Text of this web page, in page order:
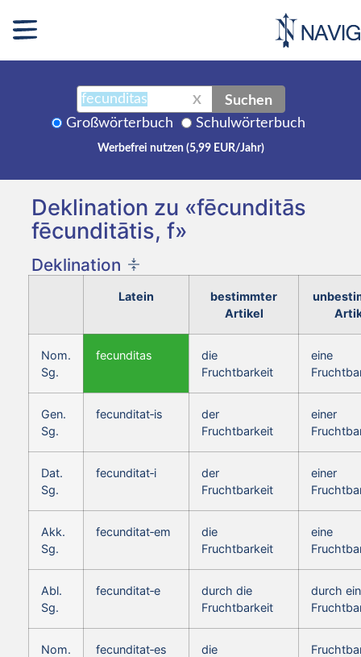
X Suchen
Großwörterbuch Schulwörterbuch
Werbefrei nutzen (5,99 EUR/Jahr)
Deklination zu «fēcunditās
fēcunditātis, f»
Deklination
Latein
bestimmter
Artikel
Nom.
Sg.
fecunditas
die
Fruchtbarkeit
eine
Gen.
Sg.
fecunditat‑is
der
Fruchtbarkeit
einer
Dat.
Sg.
fecunditat‑i
der
Fruchtbarkeit
einer
Akk.
Sg.
fecunditat‑em
die
Fruchtbarkeit
eine
Abl.
Sg.
fecunditat‑e
durch die
Fruchtbarkeit
durch
Nom.
fecunditat‑es
die